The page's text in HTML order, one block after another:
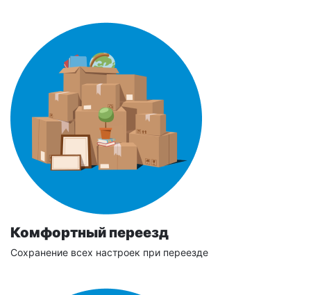
Комфортный переезд
Сохранение всех настроек при переезде